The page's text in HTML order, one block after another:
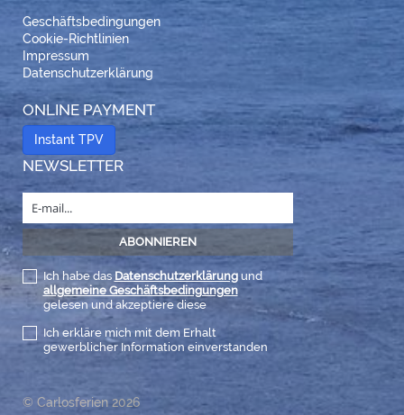
Geschäftsbedingungen
Cookie-Richtlinien
Impressum
Datenschutzerklärung
ONLINE PAYMENT
Instant TPV
NEWSLETTER
Ich habe das Datenschutzerklärungund
allgemeine Geschäftsbedingungen
gelesen und akzeptiere diese
Ich erkläre mich mit dem Erhalt
gewerblicher Information einverstanden
© Carlosferien 2026